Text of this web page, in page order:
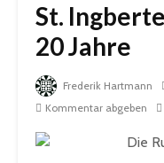
St.
20 Jahre
Frederik Hartmann
Kommentar abgeben